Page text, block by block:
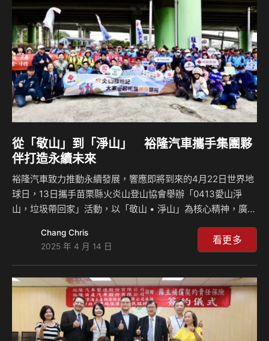
精兵的Celsior一起說分明！#行動星球 #島叔聊天室
#Celsior #飛羚101 #飛羚102 #精兵 #裕隆 #跟著感覺走 #蘇
芮 #鍾楚紅 #荷蘭…
從「敬山」到「淨山」 裕隆汽車攜手集團夥
伴打造永續未來
裕隆汽車致力推動永續發展，響應即將到來的4月22日世界地
球日，13日攜手苗栗縣火炎山登山協會舉辦「0413愛山淨
山，垃圾帶回家」活動，以「敬山 • 淨山」為核心精神，廣邀
垃圾，期望凝聚大家的力量，為環境盡一份心力，共同實踐
「敬山」的精神，達成聯合國永續發展目標：健康福祉、教育
品質、陸域生態、多元夥伴關係。 裕隆汽車延續2024年辦理
「火炎山探險記 邀你一起拓展無痕領『裕』!」的活動理念及
參與同仁的熱情，此次擴大邀請集團企業—裕隆日產、格上租
車、友聯車材、慶通汽車、慧國工業等夥伴及眷屬，其中不乏
許多小朋友參與，大家一起帶上工具、撿拾人為垃圾，…
Chang Chris
2025 年 4 月 14 日
看更多